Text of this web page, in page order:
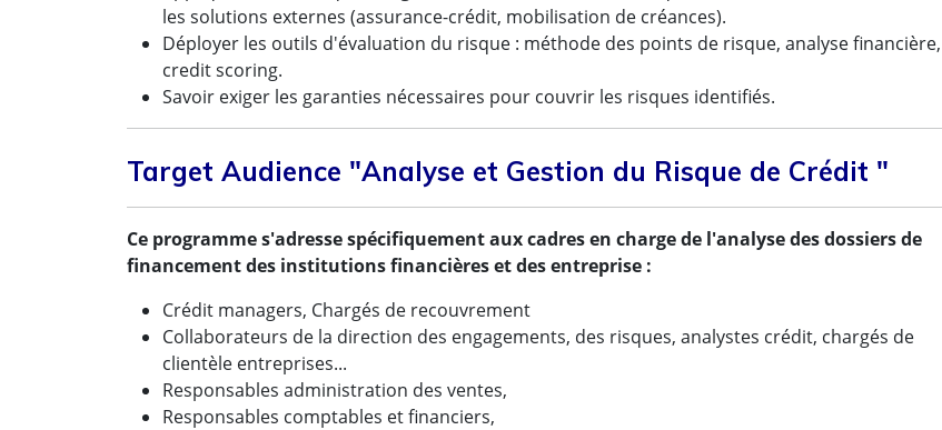
les solutions externes (assurance-crédit, mobilisation de créances).
Déployer les outils d'évaluation du risque : méthode des points de risque, analyse financière,
credit scoring.
Savoir exiger les garanties nécessaires pour couvrir les risques identifiés.
Target Audience "Analyse et Gestion du Risque de Crédit "
Ce programme s'adresse spécifiquement aux cadres en charge de l'analyse des dossiers de
financement des institutions financières et des entreprise :
Crédit managers, Chargés de recouvrement
Collaborateurs de la direction des engagements, des risques, analystes crédit, chargés de
clientèle entreprises...
Responsables administration des ventes,
Responsables comptables et financiers,